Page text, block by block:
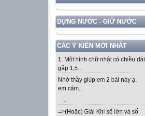
DỰNG NƯỚC - GIỮ NƯỚC
CÁC Ý KIẾN MỚI NHẤT
1. Một hình chữ nhật có chiều dài
gấp 1,5...
Nhờ thầy giúp em 2 bài này ạ,
em cảm...
...
=>(Hoặc) Giải Khi số lớn và số